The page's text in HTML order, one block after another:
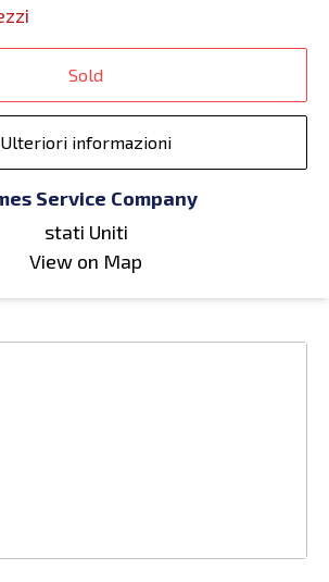
Sold
Ulteriori informazioni
Service Company
stati Uniti
View on Map